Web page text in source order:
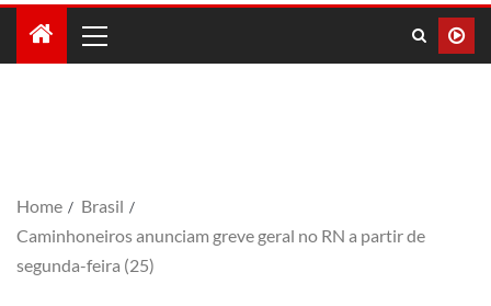
Home
Brasil
Caminhoneiros anunciam greve geral no RN a partir de
segunda-feira (25)